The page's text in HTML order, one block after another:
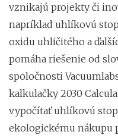
vznikajú projekty či
napríklad uhlíkovú
oxidu uhličitého a
pomáha riešenie od
spoločnosti
kalkulačky 2030
vypočítať uhlíkovú
ekologickému nákupu